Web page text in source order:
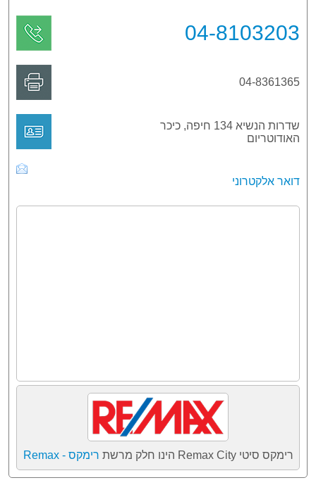
04-8103203
04-8361365
שדרות הנשיא 134 חיפה, כיכר
האודוטריום
דואר אלקטרוני
רימקס סיטי Remax City הינו חלק מרשת רימקס - Remax